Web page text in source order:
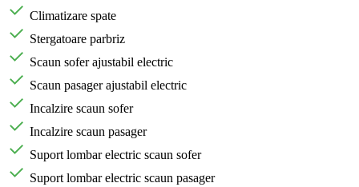
Climatizare spate
Stergatoare parbriz
Scaun sofer ajustabil electric
Scaun pasager ajustabil electric
Incalzire scaun sofer
Incalzire scaun pasager
Suport lombar electric scaun sofer
Suport lombar electric scaun pasager